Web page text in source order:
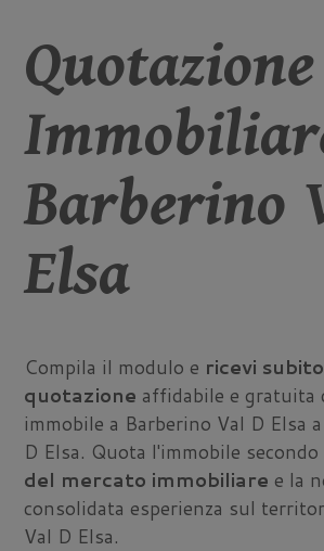
Quotazione
Barberino
Elsa
Compila il modulo e ricevi
quotazione affidabile e gratuita
immobile a Barberino Val D Elsa
D Elsa. Quota l'immobile secondo
del mercato immobiliare e la
consolidata esperienza sul
Val D Elsa.